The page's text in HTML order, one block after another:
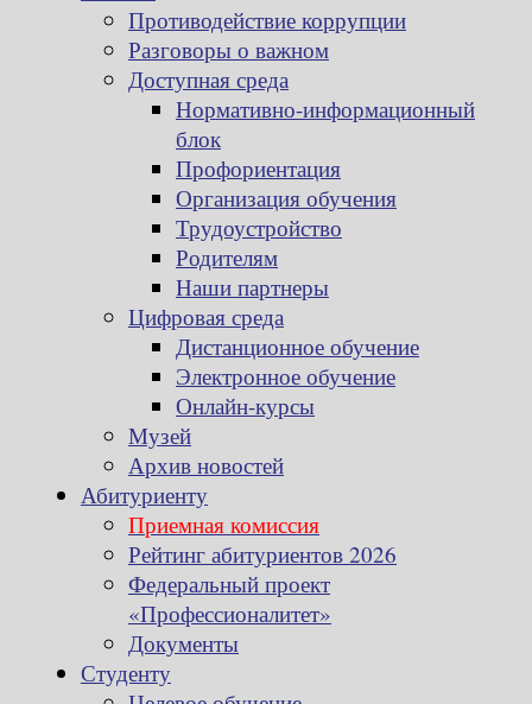
Противодействие коррупции
Разговоры о важном
Доступная среда
Нормативно-информационный
блок
Профориентация
Организация обучения
Трудоустройство
Родителям
Наши партнеры
Цифровая среда
Дистанционное обучение
Электронное обучение
Онлайн-курсы
Музей
Архив новостей
Абитуриенту
Приемная комиссия
Рейтинг абитуриентов 2026
Федеральный проект
«Профессионалитет»
Документы
Студенту